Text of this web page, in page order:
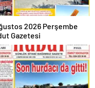
2026 Perşembe
Gazetesi